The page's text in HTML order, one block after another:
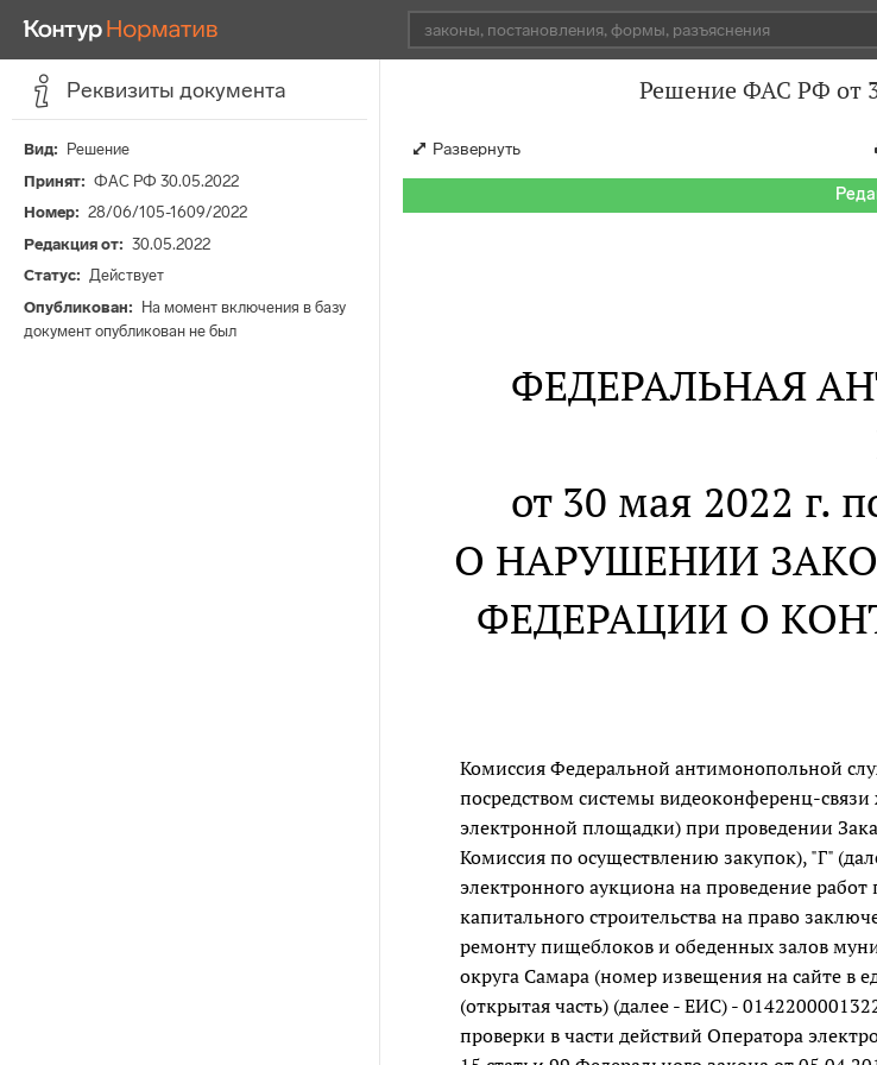
Реквизиты документа
Вид
Решение
Принят
ФАС РФ 30.05.2022
Номер
28/06/105-1609/2022
Редакция от
30.05.2022
Статус
Действует
Опубликован
На момент включения в базу
документ опубликован не был
Решение ФАС РФ от
Развернуть
ФЕДЕРАЛЬНАЯ
от 30 мая 2022 г.
О НАРУШЕНИИ
ФЕДЕРАЦИИ О
Комиссия Федеральной антимонопольной
посредством системы видеоконференц-
электронной площадки) при проведении
Комиссия по осуществлению закупок), "Г"
электронного аукциона на проведение работ
капитального строительства на право
ремонту пищеблоков и обеденных залов
округа Самара (номер извещения на сайте в
(открытая часть) (далее - ЕИС) -
проверки в части действий Оператора